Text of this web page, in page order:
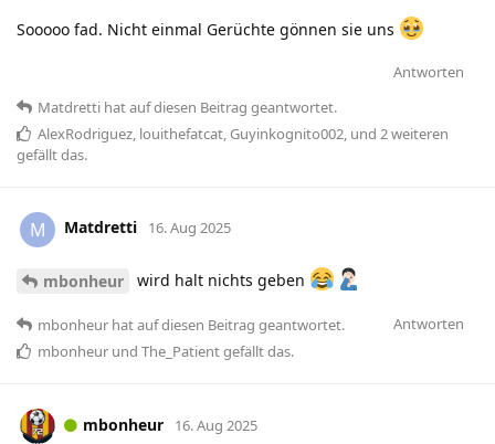
Sooooo fad. Nicht einmal Gerüchte gönnen sie uns
Antworten
Matdretti hatauf diesen Beitrag geantwortet.
AlexRodriguez louithefatcat Guyinkognito002 , und 2weiteren
gefällt das.
M Matdretti 16. Aug 2025
mbonheur wird halt nichts geben
Antworten
mbonheur hatauf diesen Beitrag geantwortet.
mbonheur und The_Patientgefällt das.
mbonheur 16. Aug 2025